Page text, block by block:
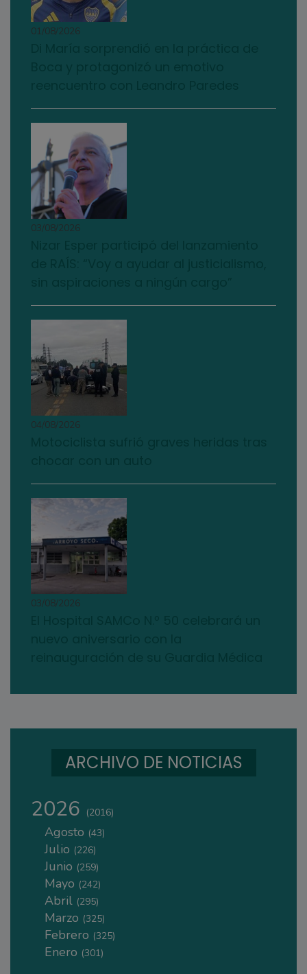
01/08/2026
03/08/2026
04/08/2026
03/08/2026
ARCHIVO DE NOTICIAS
2026 (2016)
Agosto (43)
Julio (226)
Junio (259)
Mayo (242)
Abril (295)
Marzo (325)
Febrero (325)
Enero (301)